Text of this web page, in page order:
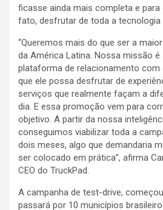
ficasse ainda mais completa e para
fato, desfrutar de toda a tecnologia
“Queremos mais do que ser a
da América Latina. Nossa missão
plataforma de relacionamento com
que ele possa desfrutar de
serviços que realmente façam a
dia. E essa promoção vem para
objetivo. A partir da nossa
conseguimos viabilizar toda a
dois meses, algo que demandaria
ser colocado em prática”, afirma
CEO do TruckPad.
A campanha de test-drive,
passará por 10 municípios